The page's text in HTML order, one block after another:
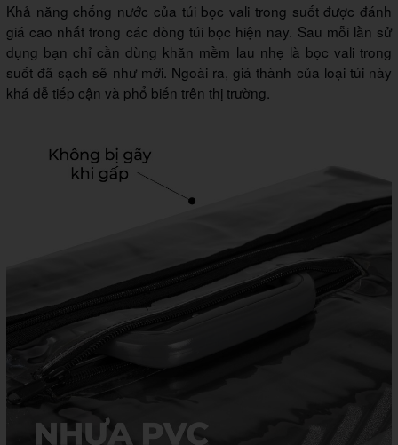
Khả năng chống nước của túi bọc vali trong suốt được đánh
giá cao nhất trong các dòng túi bọc hiện nay. Sau mỗi lần sử
dụng bạn chỉ cần dùng khăn mềm lau nhẹ là bọc vali trong
suốt đã sạch sẽ như mới. Ngoài ra, giá thành của loại túi này
khá dễ tiếp cận và phổ biến trên thị trường.